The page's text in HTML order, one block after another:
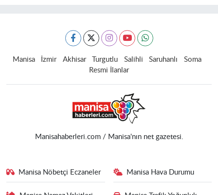
Manisa İzmir Akhisar Turgutlu Salihli Saruhanlı
Soma
Resmi İlanlar
Manisahaberleri.com / Manisa'nın net gazetesi.
Manisa Nöbetçi Eczaneler Manisa Hava Durumu